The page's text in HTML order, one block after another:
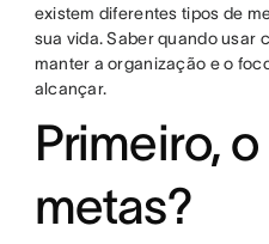
existem diferentes tipos de
sua vida. Saber quando usar
manter a organização e o
alcançar.
Primeiro,
metas?